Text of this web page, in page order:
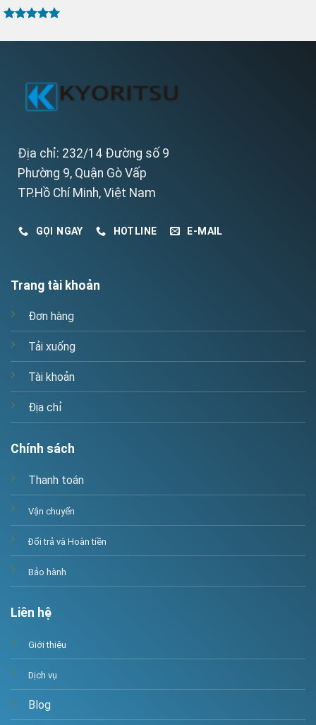
hạng55
Địa chỉ: 232/14 Đường số 9
Phường 9, Quận Gò Vấp
TP.Hồ Chí Minh, Việt Nam
GỌI NGAY HOTLINE E-MAIL
Trang tài khoản
Đơn hàng
Tải xuống
Tài khoản
Địa chỉ
Chính sách
Thanh toán
Vận chuyển
Đổi trả và Hoàn tiền
Bảo hành
Liên hệ
Giới thiệu
Dịch vụ
Blog